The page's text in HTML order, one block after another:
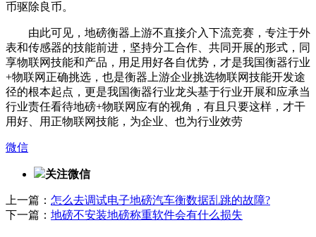
币驱除良币。
由此可见，地磅衡器上游不直接介入下流竞赛，专注于外
表和传感器的技能前进，坚持分工合作、共同开展的形式，同
享物联网技能和产品，用足用好各自优势，才是我国衡器行业
+物联网正确挑选，也是衡器上游企业挑选物联网技能开发途
径的根本起点，更是我国衡器行业龙头基于行业开展和应承当
行业责任看待地磅+物联网应有的视角，有且只要这样，才干
用好、用正物联网技能，为企业、也为行业效劳
微信
关注微信
上一篇： 怎么去调试电子地磅汽车衡数据乱跳的故障?
下一篇： 地磅不安装地磅称重软件会有什么损失